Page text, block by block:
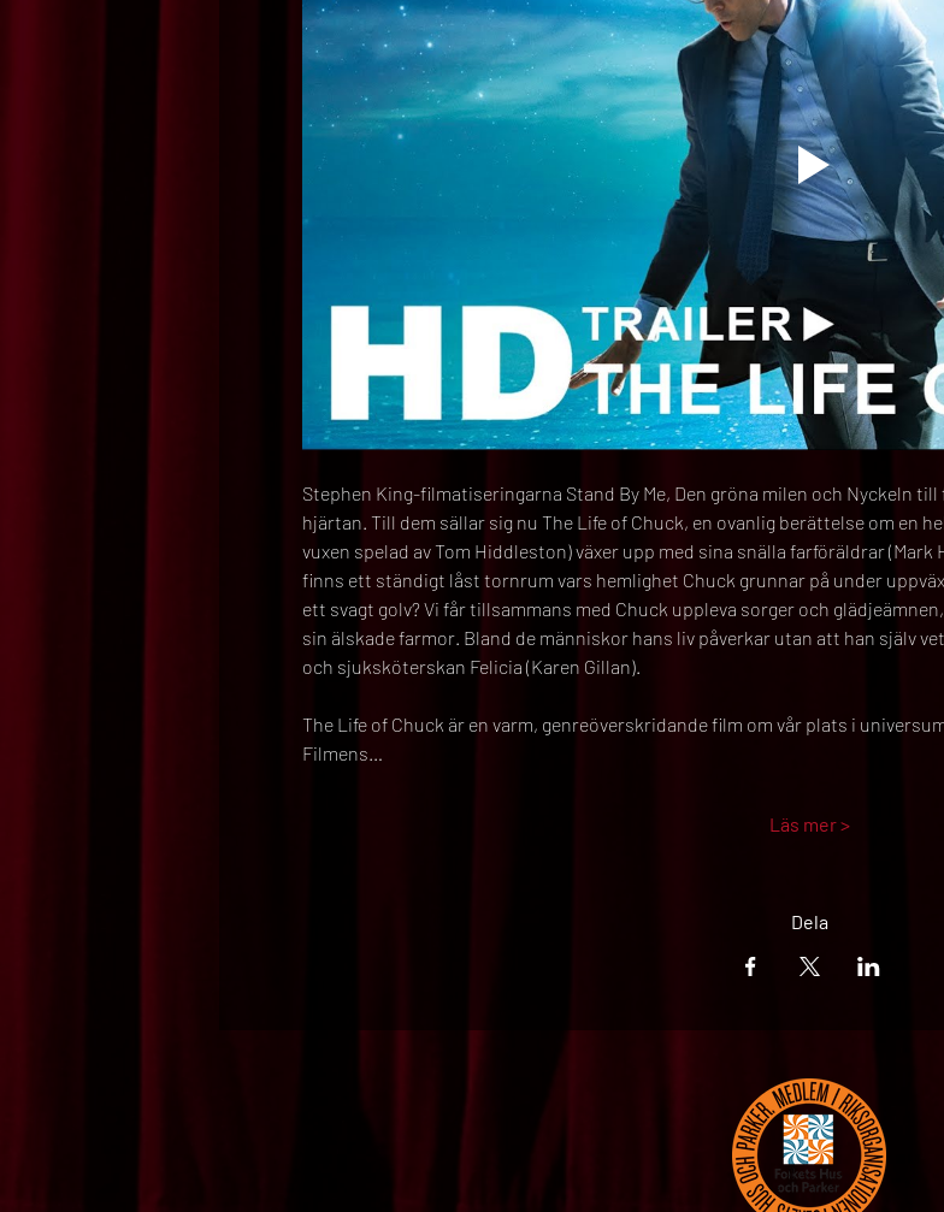
Stephen King-filmatiseringarna Stand By Me, Den gröna milen och Nyckeln
hjärtan. Till dem sällar sig nu The Life of Chuck, en ovanlig berättelse om en
vuxen spelad av Tom Hiddleston) växer upp med sina snälla farföräldrar (Mark
finns ett ständigt låst tornrum vars hemlighet Chuck grunnar på under
ett svagt golv? Vi får tillsammans med Chuck uppleva sorger och
sin älskade farmor. Bland de människor hans liv påverkar utan att han själv
och sjuksköterskan Felicia (Karen Gillan).
The Life of Chuck är en varm, genreöverskridande film om vår plats i
Filmens…
Läs mer >
Dela